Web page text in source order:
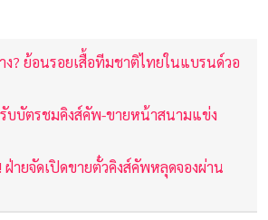
ง? ย้อนรอยเสื้อทีมชาติไทยในแบรนด์วอ
บัตรชมคิงส์คัพ-ขายหน้าสนามแข่ง
ฝ่ายจัดเปิดขายตั๋วคิงส์คัพหลุดจองผ่าน